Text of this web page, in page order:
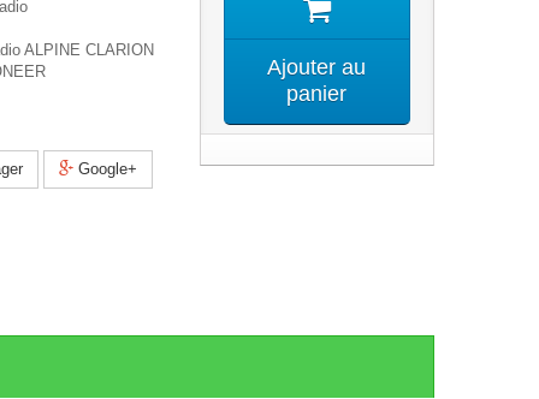
ALPINE CLARION
Google+
Ajouter au
panier